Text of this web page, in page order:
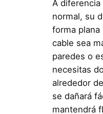
A
normal, su
forma plana
cable sea
paredes o
necesitas
alrededor
se dañará
mantendrá